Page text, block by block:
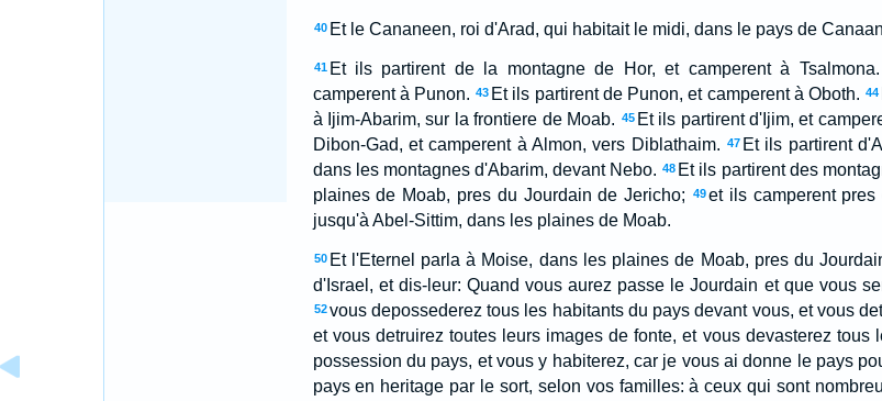
40 Et le Cananeen, roi d'Arad, qui habitait le midi, dans le pays de
41 Et ils partirent de la montagne de Hor, et camperent à Tsalmona.
camperent à Punon. 43 Et ils partirent de Punon, et camperent à Oboth. 44
à Ijim-Abarim, sur la frontiere de Moab. 45 Et ils partirent d'Ijim, et
Dibon-Gad, et camperent à Almon, vers Diblathaim. 47 Et ils partirent
dans les montagnes d'Abarim, devant Nebo. 48 Et ils partirent des
plaines de Moab, pres du Jourdain de Jericho;
49et ils camperent
jusqu'à Abel-Sittim, dans les plaines de Moab.
50 Et l'Eternel parla à Moise, dans les plaines de Moab, pres du
d'Israel, et dis-leur: Quand vous aurez passe le Jourdain et que vous
52 vous depossederez tous les habitants du pays devant vous, et vous
et vous detruirez toutes leurs images de fonte, et vous devasterez tous
possession du pays, et vous y habiterez, car je vous ai donne le pays
pays en heritage par le sort, selon vos familles: à ceux qui sont